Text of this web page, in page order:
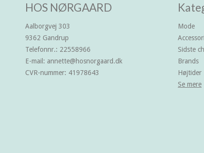
HOS NØRGAARD
Aalborgvej 303
9362 Gandrup
Telefonnr.: 22558966
E-mail : annette@hosnorgaard.dk
CVR-nummer: 41978643
Mode
Sidste
Brands
Højtider
Se mere